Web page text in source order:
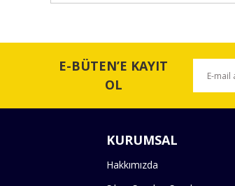
Görüş ve önerileriniz için teşekkür
Ürün resmi kalitesiz, bozuk veya
Ürün fiyatı diğer sitelerden daha
Bu ürüne benzer farklı alternatifler
E-BÜTEN’E KAYIT
OL
KURUMSAL
Hakkımızda